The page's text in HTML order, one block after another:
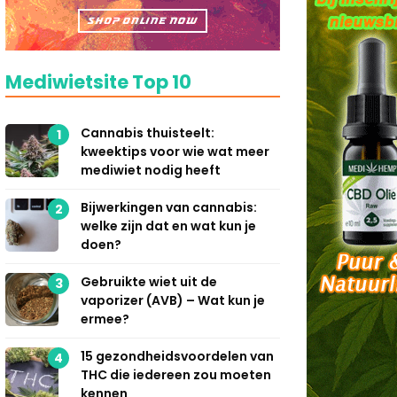
Mediwietsite Top 10
1
Cannabis thuisteelt:
kweektips voor wie wat meer
mediwiet nodig heeft
2
Bijwerkingen van cannabis:
welke zijn dat en wat kun je
doen?
3
Gebruikte wiet uit de
vaporizer (AVB) – Wat kun je
ermee?
4
15 gezondheidsvoordelen van
THC die iedereen zou moeten
kennen